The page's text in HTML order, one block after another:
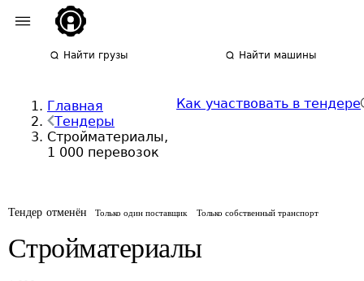
Найти грузы Найти машины
Главная
Тендеры
Стройматериалы,
1 000 перевозок
Как участвовать в тендере
Тендер отменён Только один поставщик Только собственный транспорт
Стройматериалы